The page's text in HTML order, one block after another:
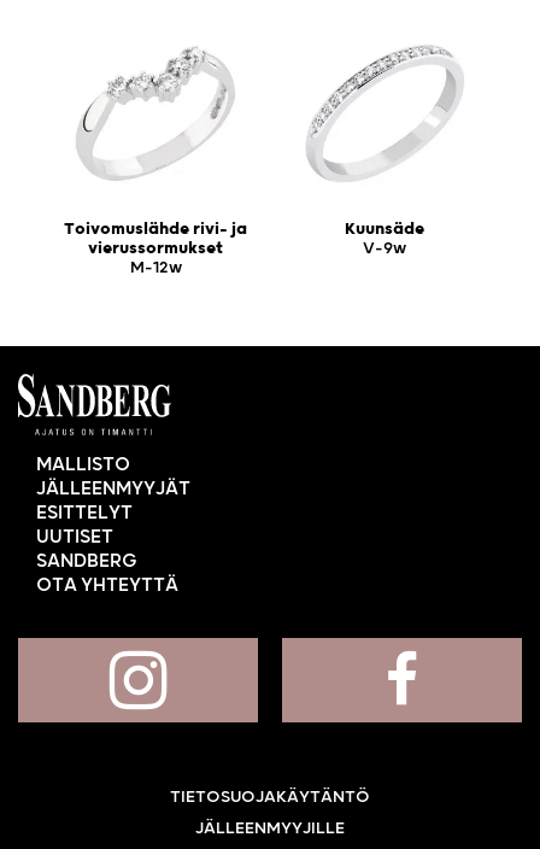
Toivomuslähde rivi- ja
vierussormukset
M-12w
Kuunsäde
V-9w
MALLISTO
JÄLLEENMYYJÄT
ESITTELYT
UUTISET
SANDBERG
OTA YHTEYTTÄ
TIETOSUOJAKÄYTÄNTÖ
JÄLLEENMYYJILLE